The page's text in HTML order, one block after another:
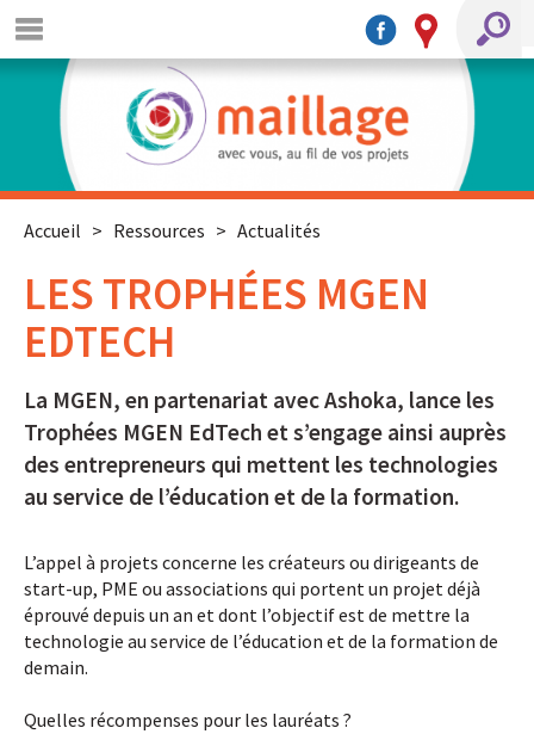
Accueil > Ressources > Actualités
LES TROPHÉES MGEN
EDTECH
La MGEN, en partenariat avec Ashoka, lance les
Trophées MGEN EdTech et s’engage ainsi auprès
des entrepreneurs qui mettent les technologies
au service de l’éducation et de la formation.
L’appel à projets concerne les créateurs ou dirigeants de
start-up, PME ou associations qui portent un projet déjà
éprouvé depuis un an et dont l’objectif est de mettre la
technologie au service de l’éducation et de la formation de
demain.
Quelles récompenses pour les lauréats ?